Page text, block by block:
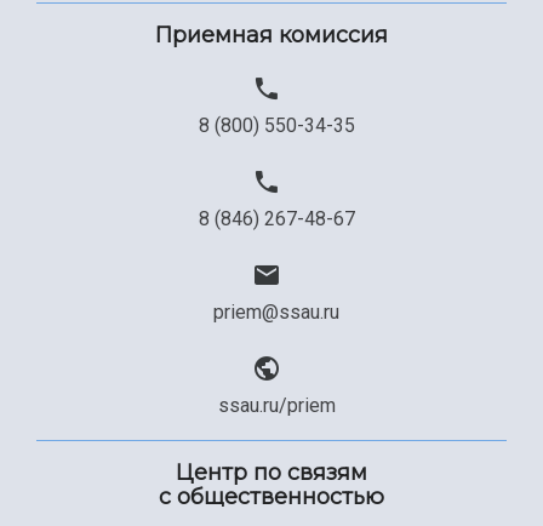
Приемная комиссия
8 (800) 550-34-35
8 (846) 267-48-67
priem@ssau.ru
ssau.ru/priem
Центр по связям
с общественностью